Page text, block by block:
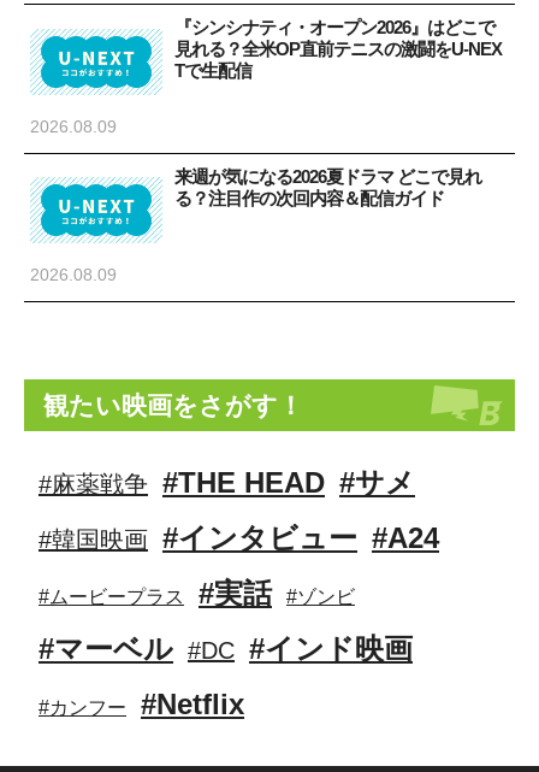
『シンシナティ・オープン2026』はどこで
見れる？全米OP直前テニスの激闘をU-NEX
Tで生配信
2026.08.09
来週が気になる2026夏ドラマ どこで見れ
る？注目作の次回内容＆配信ガイド
2026.08.09
観たい映画をさがす！
#麻薬戦争 #THE HEAD #サメ
#韓国映画 #インタビュー #A24
#ムービープラス #実話 #ゾンビ
#マーベル #DC #インド映画
#カンフー #Netflix